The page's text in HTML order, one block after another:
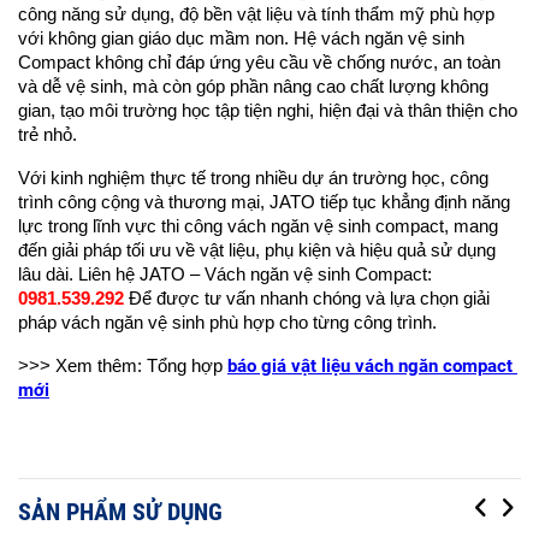
công năng sử dụng, độ bền vật liệu và tính thẩm mỹ phù hợp
với không gian giáo dục mầm non. Hệ vách ngăn vệ sinh
Compact không chỉ đáp ứng yêu cầu về chống nước, an toàn
và dễ vệ sinh, mà còn góp phần nâng cao chất lượng không
gian, tạo môi trường học tập tiện nghi, hiện đại và thân thiện cho
trẻ nhỏ.
Với kinh nghiệm thực tế trong nhiều dự án trường học, công
trình công cộng và thương mại, JATO tiếp tục khẳng định năng
lực trong lĩnh vực thi công vách ngăn vệ sinh compact, mang
đến giải pháp tối ưu về vật liệu, phụ kiện và hiệu quả sử dụng
0981.539.292 Để được tư vấn nhanh chóng và lựa chọn giải
pháp vách ngăn vệ sinh phù hợp cho từng công trình.
>>> Xem thêm: Tổng hợp báo giá vật liệu vách ngăn compact
mới
SẢN PHẨM SỬ DỤNG